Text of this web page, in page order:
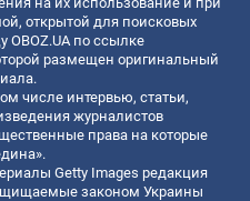
открытой для поисковых
OBOZ.UA по ссылке
размещен оригинальный
числе интервью, статьи,
журналистов
права на которые
Getty Images редакция
законом Украины